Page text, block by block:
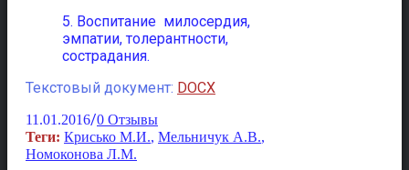
5. Воспитание милосердия,
эмпатии, толерантности,
сострадания.
Текстовый документ: DOCX
11.01.2016/0 Отзывы
Теги: Крисько М.И., Мельничук А.В.,
Номоконова Л.М.